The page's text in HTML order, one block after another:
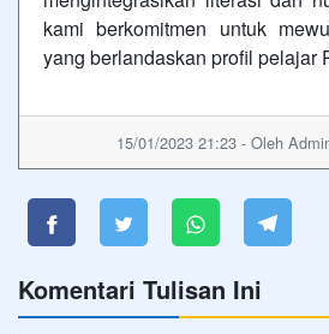
kami berkomitmen untuk
yang berlandaskan profil pelajar
15/01/2023 21:23 - Oleh
Komentari Tulisan Ini